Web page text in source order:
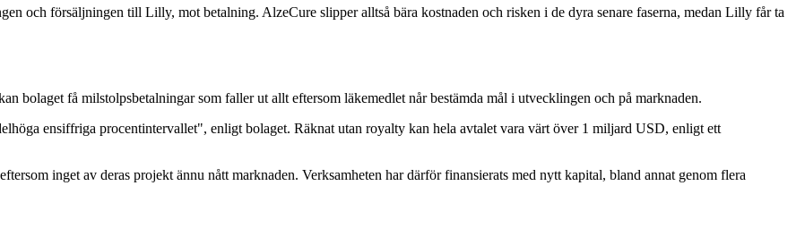
och försäljningen till Lilly, mot betalning. AlzeCure slipper alltså bära kostnaden och risken i de dyra senare faserna, medan Lilly får ta
få milstolpsbetalningar som faller ut allt eftersom läkemedlet når bestämda mål i utvecklingen och på marknaden.
ensiffriga procentintervallet", enligt bolaget. Räknat utan royalty kan hela avtalet vara värt över 1 miljard USD, enligt ett
inget av deras projekt ännu nått marknaden. Verksamheten har därför finansierats med nytt kapital, bland annat genom flera